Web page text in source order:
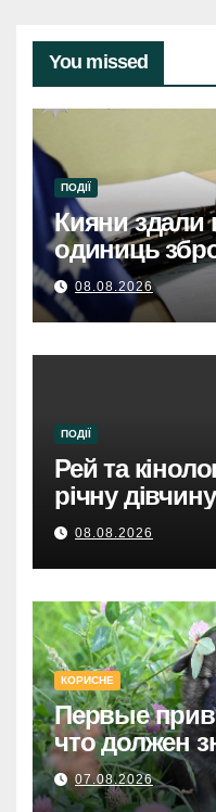
You missed
ПОДІЇ
Кияни здали
одиниць
безпечнішою
08.08.2026
ПОДІЇ
Рей та
річну
08.08.2026
КОРИСНЕ
Первые
что должен
хозяин
07.08.2026